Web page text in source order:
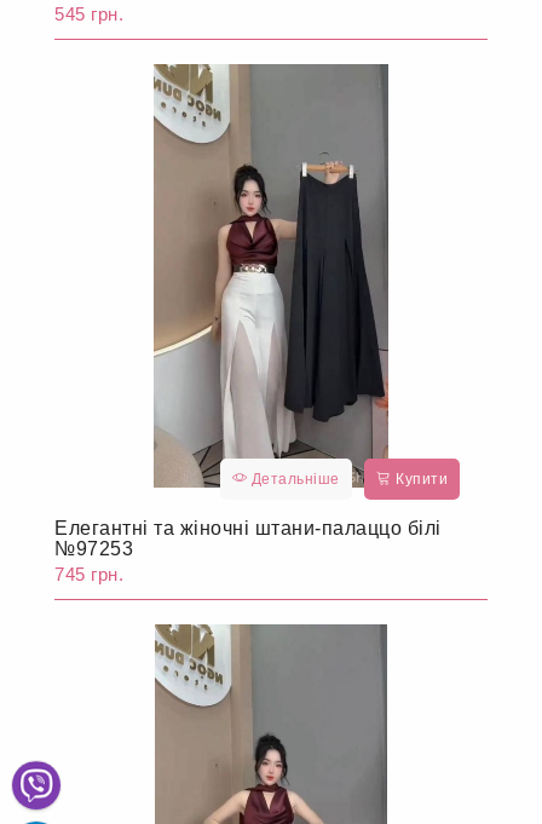
545 грн.
Детальніше Купити
Елегантні та жіночні штани-палаццо білі
№97253
745 грн.